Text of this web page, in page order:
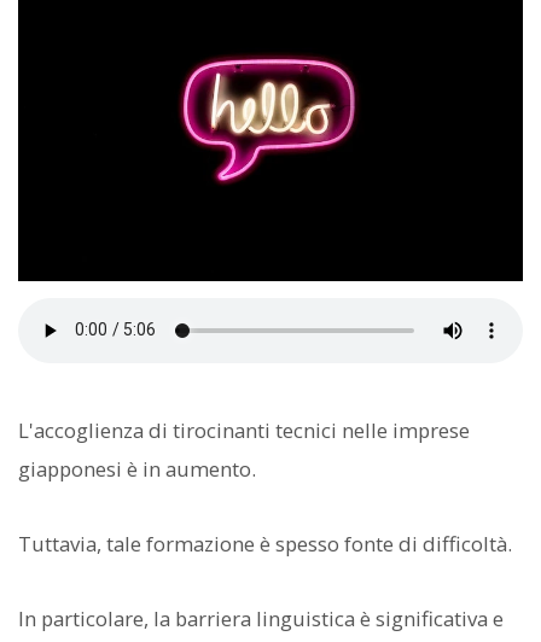
L'accoglienza di tirocinanti tecnici nelle imprese
giapponesi è in aumento.
Tuttavia, tale formazione è spesso fonte di difficoltà.
In particolare, la barriera linguistica è significativa e